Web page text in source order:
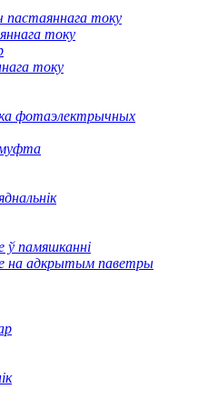
пастаяннага току
току
току
фотаэлектрычных
ў памяшканні
на адкрытым паветры